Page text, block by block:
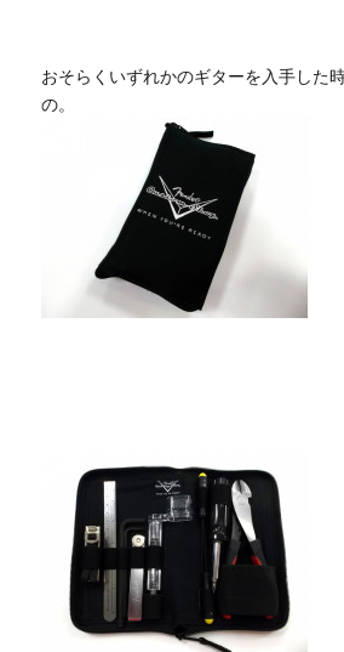
おそらくいずれかのギターを入手した
の。